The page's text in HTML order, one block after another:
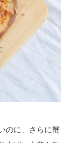
のに、さらに蟹